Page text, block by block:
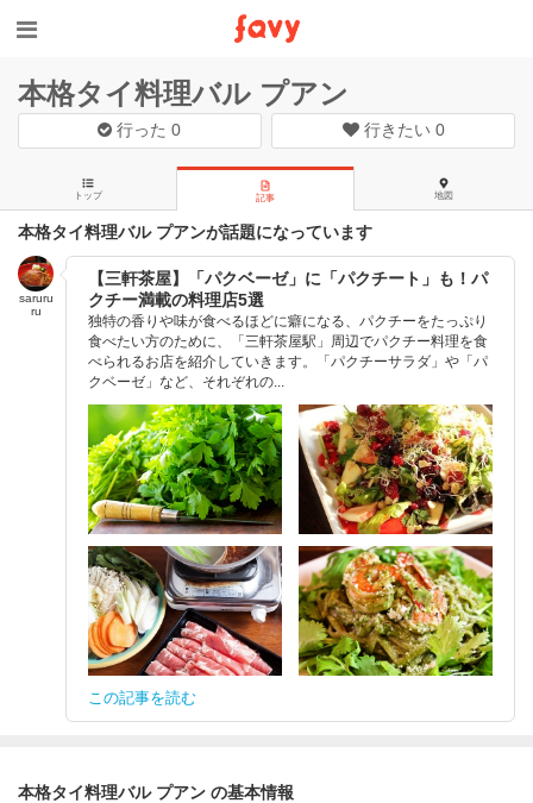
本格タイ料理バル プアン
行った0 行きたい 0
トップ 記事 地図
本格タイ料理バル プアンが話題になっています
saruru
ru
【三軒茶屋】「パクベーゼ」に「パクチート」も！パ
クチー満載の料理店5選
独特の香りや味が食べるほどに癖になる、パクチーをたっぷり
食べたい方のために、「三軒茶屋駅」周辺でパクチー料理を食
べられるお店を紹介していきます。「パクチーサラダ」や「パ
クベーゼ」など、それぞれの...
この記事を読む
本格タイ料理バル プアン の基本情報